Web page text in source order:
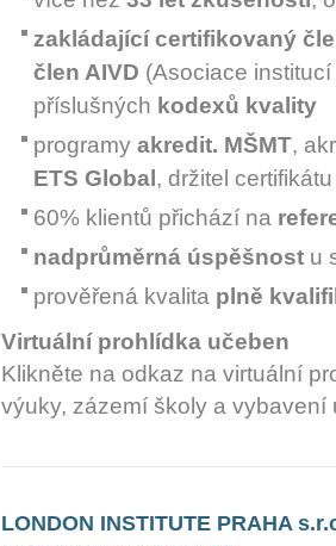
zakládající certifikovaný
člen AIVD (Asociace
příslušných kodexů kvality
programy akredit. MŠMT,
ETS Global , držitel
60% klientů přichází na
nadprůměrná úspěšnost u
prověřená kvalita plně
Virtuální prohlídka učeben
Klikněte na odkaz na virtuální
výuky, zázemí školy a vybavení
LONDON INSTITUTE PRAHA